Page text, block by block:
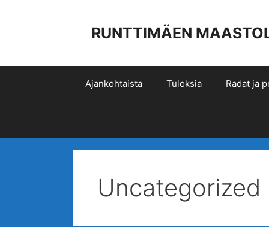
RUNTTIMÄEN
Ajankohtaista Tuloksia Radat ja
Uncategorized